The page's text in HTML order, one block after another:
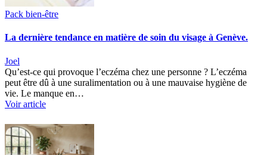
Pack bien-être
La dernière tendance en matière de soin du visage à Genève.
Joel
Qu’est-ce qui provoque l’eczéma chez une personne ? L’eczéma
peut être dû à une suralimentation ou à une mauvaise hygiène de
vie. Le manque en…
Voir article